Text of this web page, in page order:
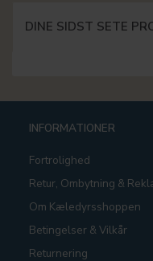
DINE SIDST SETE
INFORMATIONER
Fortrolighed
Retur, Ombytning &
Om Kæledyrsshoppen
Betingelser & Vilkår
Returnering